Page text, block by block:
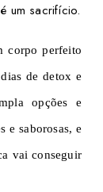
um sacrifício.
corpo perfeito
de detox e
opções e
e saborosas, e
vai conseguir